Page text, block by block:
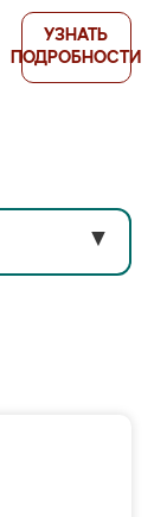
УЗНАТЬ
ПОДРОБНОСТИ
▼